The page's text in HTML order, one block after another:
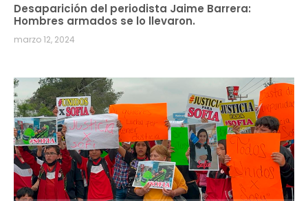
Desaparición del periodista Jaime Barrera:
Hombres armados se lo llevaron.
marzo 12, 2024